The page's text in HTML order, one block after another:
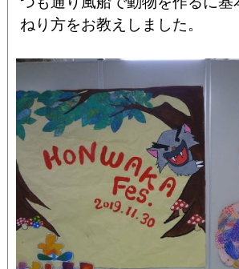
ねり方をお教えしました。